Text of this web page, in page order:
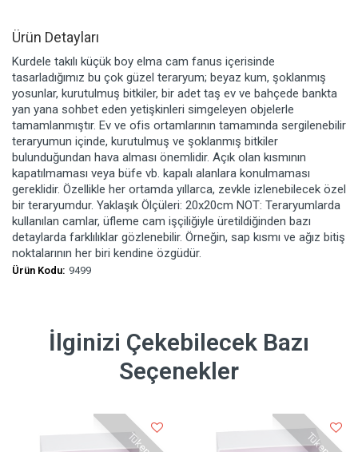
Ürün Detayları
Kurdele takılı küçük boy elma cam fanus içerisinde
tasarladığımız bu çok güzel teraryum; beyaz kum, şoklanmış
yosunlar, kurutulmuş bitkiler, bir adet taş ev ve bahçede bankta
yan yana sohbet eden yetişkinleri simgeleyen objelerle
tamamlanmıştır. Ev ve ofis ortamlarının tamamında sergilenebilir
teraryumun içinde, kurutulmuş ve şoklanmış bitkiler
bulunduğundan hava alması önemlidir. Açık olan kısmının
kapatılmaması veya büfe vb. kapalı alanlara konulmaması
gereklidir. Özellikle her ortamda yıllarca, zevkle izlenebilecek özel
bir teraryumdur. Yaklaşık Ölçüleri: 20x20cm NOT: Teraryumlarda
kullanılan camlar, üfleme cam işçiliğiyle üretildiğinden bazı
detaylarda farklılıklar gözlenebilir. Örneğin, sap kısmı ve ağız bitiş
noktalarının her biri kendine özgüdür.
Ürün Kodu: 9499
İlginizi Çekebilecek Bazı
Seçenekler